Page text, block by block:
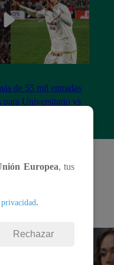
de 55 mil entradas
para Universitario vs
Europea, tus
.
Rechazar